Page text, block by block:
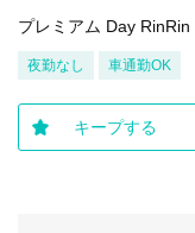
プレミアム Day RinRin
夜勤なし 車通勤OK
キープする